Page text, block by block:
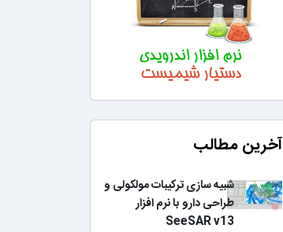
آخرین مطالب
شبیه سازی ترکیبات مولکولی و
طراحی دارو با نرم افزار
SeeSAR v13